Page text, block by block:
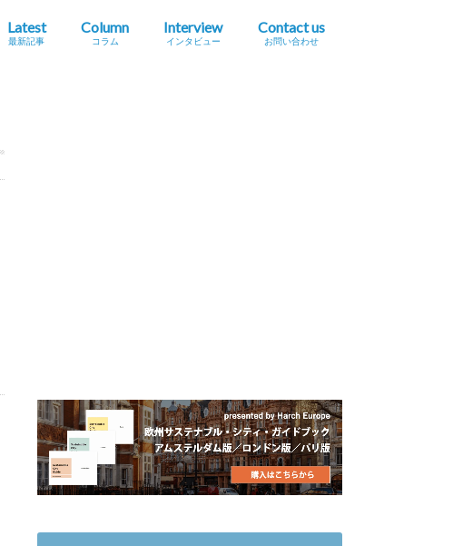
Latest
最新記事
Column
コラム
Interview
インタビュー
Contact us
お問い合わせ